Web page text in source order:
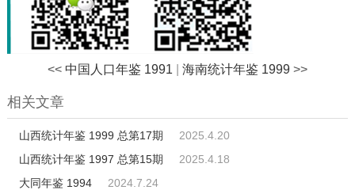
其他
<< 中国人口年鉴 1991 海南统计年鉴 1999>>
相关文章
山西统计年鉴 1999 总第17期
2025.4.20
山西统计年鉴 1997 总第15期
2025.4.18
大同年鉴 1994
2024.7.24